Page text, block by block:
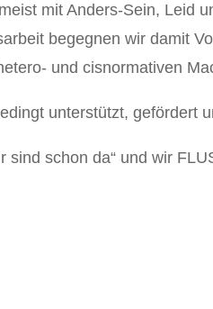
mit Anders-Sein, Leid
begegnen wir damit
und cisnormativen
unterstützt, gefördert
sind schon da“ und wir